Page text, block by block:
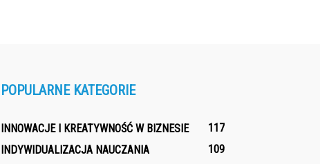
POPULARNE KATEGORIE
INNOWACJE I KREATYWNOŚĆ W BIZNESIE
117
INDYWIDUALIZACJA NAUCZANIA
109